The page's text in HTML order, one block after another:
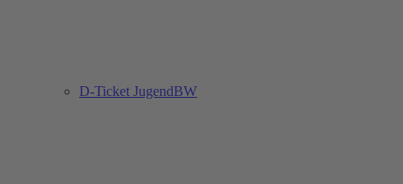
D-Ticket JugendBW